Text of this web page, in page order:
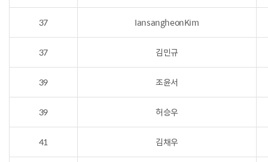
37 IansangheonKim
37 김민규
39 조윤서
39 허승우
41 김채우